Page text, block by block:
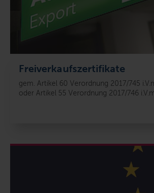
Freiverkaufszertifikate
gem. Artikel 60 Verordnung 2017/745
oder Artikel 55 Verordnung 2017/746